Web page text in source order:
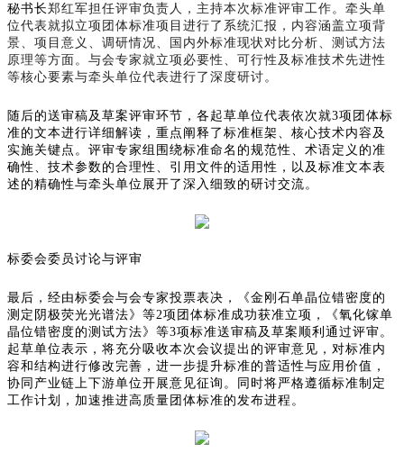
秘书长郑红军担任评审负责人，主持本次标准评审工作。牵头单
位代表就拟立项团体标准项目进行了系统汇报，内容涵盖立项背
景、项目意义、调研情况、国内外标准现状对比分析、测试方法
原理等方面。与会专家就立项必要性、可行性及标准技术先进性
等核心要素与牵头单位代表进行了深度研讨。
随后的送审稿及草案评审环节，各起草单位代表依次就3项团体标
准的文本进行详细解读，重点阐释了标准框架、核心技术内容及
实施关键点。评审专家组围绕标准命名的规范性、术语定义的准
确性、技术参数的合理性、引用文件的适用性，以及标准文本表
述的精确性与牵头单位展开了深入细致的研讨交流。
标委会委员讨论与评审
最后，经由标委会与会专家投票表决，《金刚石单晶位错密度的
测定阴极荧光光谱法》等2项团体标准成功获准立项，《氧化镓单
晶位错密度的测试方法》等3项标准送审稿及草案顺利通过评审。
起草单位表示，将充分吸收本次会议提出的评审意见，对标准内
容和结构进行修改完善，进一步提升标准的普适性与应用价值，
协同产业链上下游单位开展意见征询。同时将严格遵循标准制定
工作计划，加速推进高质量团体标准的发布进程。